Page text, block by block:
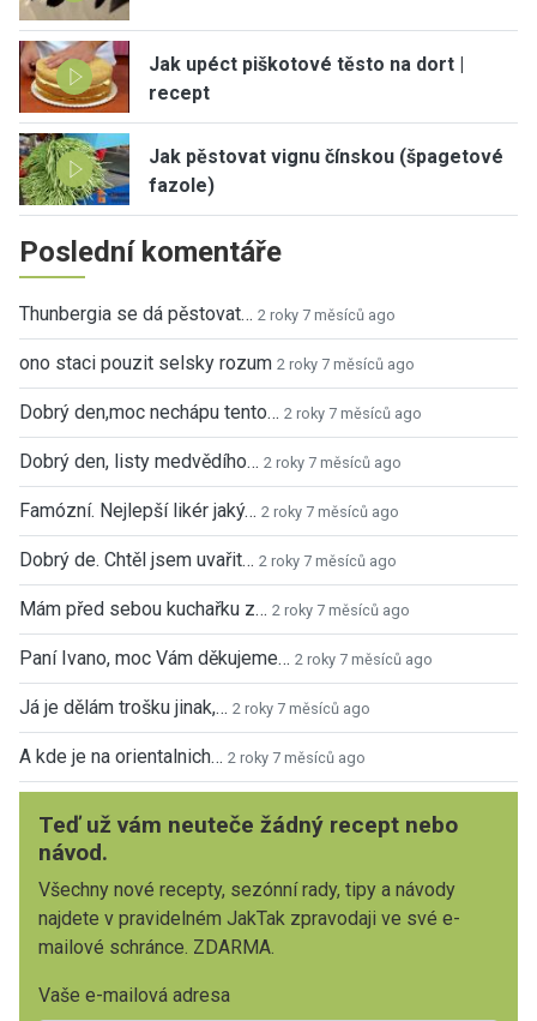
Jak upéct piškotové těsto na dort |
recept
Jak pěstovat vignu čínskou (špagetové
fazole)
Poslední komentáře
Thunbergia se dá pěstovat… 2 roky 7 měsíců ago
ono staci pouzit selsky rozum 2 roky 7 měsíců ago
Dobrý den,moc nechápu tento… 2 roky 7 měsíců ago
Dobrý den, listy medvědího… 2 roky 7 měsíců ago
Famózní. Nejlepší likér jaký… 2 roky 7 měsíců ago
Dobrý de. Chtěl jsem uvařit… 2 roky 7 měsíců ago
Mám před sebou kuchařku z… 2 roky 7 měsíců ago
Paní Ivano, moc Vám děkujeme… 2 roky 7 měsíců ago
Já je dělám trošku jinak,… 2 roky 7 měsíců ago
A kde je na orientalnich… 2 roky 7 měsíců ago
Teď už vám neuteče žádný recept nebo
návod.
Všechny nové recepty, sezónní rady, tipy a návody
najdete v pravidelném JakTak zpravodaji ve své e-
mailové schránce. ZDARMA.
Vaše e-mailová adresa